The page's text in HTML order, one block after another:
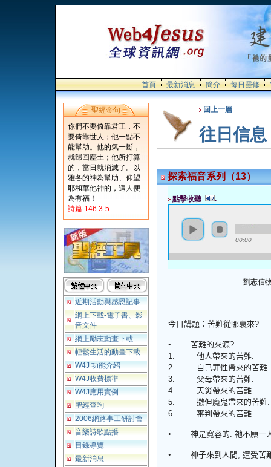
首頁 最新消息 簡介 每日靈修
聖經金句
你們不要倚靠君王，不
要倚靠世人；他一點不
能幫助。他的氣一斷，
就歸回塵土；他所打算
的，當日就消滅了。以
雅各的神為幫助、仰望
耶和華他神的，這人便
為有福！
詩篇 146:3-5
近期活動與感恩記事
網上下載-電子書、影
音文件
網上勵志動畫下載
輕鬆生活的動畫下載
W4J 功能介紹
W4J收費標準
W4J應用實例
聖經查詢
2006網路事工研討會
音樂詩歌點播
目錄導覽
最新消息
回上一層
往日信息
探索福音系列（13）
點擊收聽 .
00:00
劉志信
今日講題：苦難從哪裏來?
• 苦難的來源?
1.
他人帶來的苦難.
2.
自己罪性帶來的苦難.
3.
父母帶來的苦難.
4.
天災帶來的苦難.
5.
撒但魔鬼帶來的苦難.
6.
審判帶來的苦難.
• 神是寬容的. 祂不願一
• 神子來到人間 , 遭受苦